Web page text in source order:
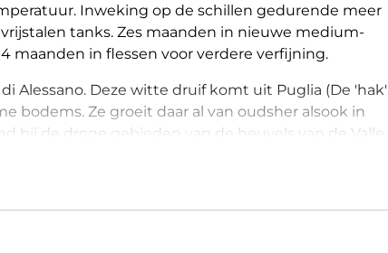
Inweking op de schillen gedurende meer
tanks. Zes maanden in nieuwe medium-
maanden in flessen voor verdere verfijning.
Alessano. Deze witte druif komt uit Puglia (De 'hak'
bodems. Ze groeit daar al van oudsher alsook in
bij de droge gebieden van de heuvels van de Valle
gefermenteerd in barriques en wordt door